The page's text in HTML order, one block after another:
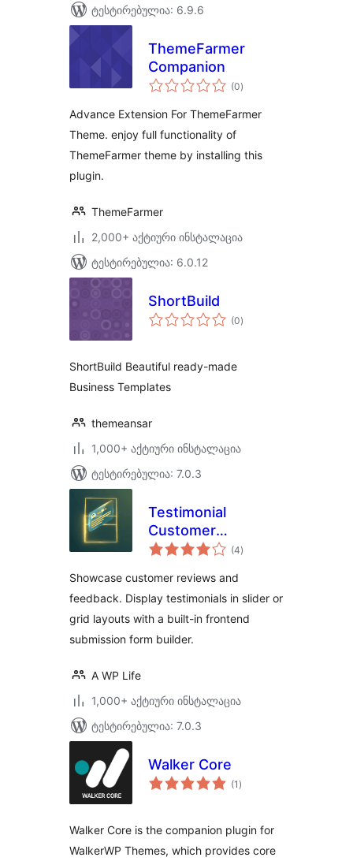
ტესტირებულია: 6.9.6
ThemeFarmer
Companion
(0საერთო
რეიტინგი
)
Advance Extension For ThemeFarmer
Theme. enjoy full functionality of
ThemeFarmer theme by installing this
plugin.
ThemeFarmer
2,000+ აქტიური ინსტალაცია
ტესტირებულია: 6.0.12
ShortBuild
(0საერთო
რეიტინგი
)
ShortBuild Beautiful ready-made
Business Templates
themeansar
1,000+ აქტიური ინსტალაცია
ტესტირებულია: 7.0.3
Testimonial
Customer
Feedback
(4საერთო
რეიტინგი
)
Showcase customer reviews and
feedback. Display testimonials in slider or
grid layouts with a built-in frontend
submission form builder.
A WP Life
1,000+ აქტიური ინსტალაცია
ტესტირებულია: 7.0.3
Walker Core
(1 საერთო
რეიტინგი
)
Walker Core is the companion plugin for
WalkerWP Themes, which provides core